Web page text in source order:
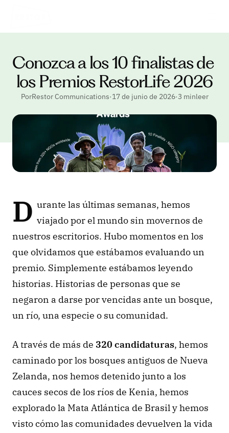
Conozca a los 10 finalistas de
los Premios RestorLife 2026
PorRestor Communications·17 de junio de 2026·3 minleer
D urante las últimas semanas, hemos
viajado por el mundo sin movernos de
nuestros escritorios. Hubo momentos en los
que olvidamos que estábamos evaluando un
premio. Simplemente estábamos leyendo
historias. Historias de personas que se
negaron a darse por vencidas ante un bosque,
un río, una especie o su comunidad.
A través de más de 320 candidaturas, hemos
caminado por los bosques antiguos de Nueva
Zelanda, nos hemos detenido junto a los
cauces secos de los ríos de Kenia, hemos
explorado la Mata Atlántica de Brasil y hemos
visto cómo las comunidades devuelven la vida